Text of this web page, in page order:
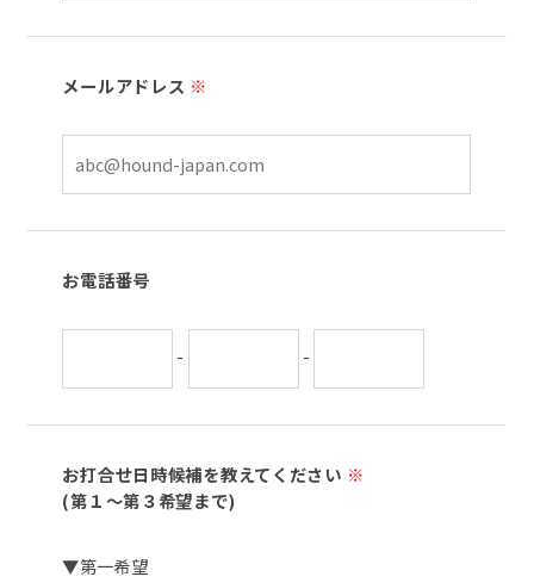
メールアドレス ※
お電話番号
- -
お打合せ日時候補を教えてください ※
(第１～第３希望まで)
▼第一希望